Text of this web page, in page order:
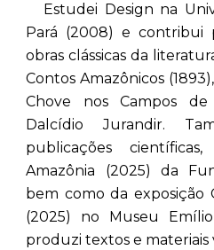
Estudei Design na
Pará (2008) e contribui
obras clássicas da
Contos Amazônicos
Chove nos Campos de
Dalcídio Jurandir.
publicações
Amazônia (2025) da
bem como da exposição
(2025) no Museu
produzi textos e materiais